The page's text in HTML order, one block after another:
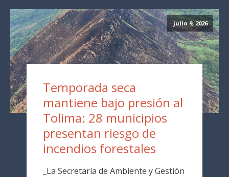
julio 9, 2026
Temporada seca
mantiene bajo presión al
Tolima: 28 municipios
presentan riesgo de
incendios forestales
_La Secretaría de Ambiente y Gestión